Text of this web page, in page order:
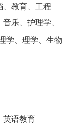
、教育、工程
乐、护理学、
学、理学、生物
英语教育